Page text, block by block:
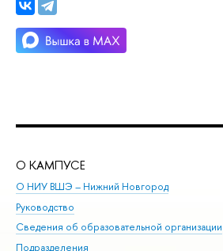
О КАМПУСЕ
О НИУ ВШЭ – Нижний Новгород
Руководство
Сведения об образовательной организации
Подразделения